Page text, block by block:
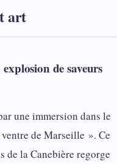
art
de saveurs
une immersion dans le
de Marseille ». Ce
de la Canebière regorge